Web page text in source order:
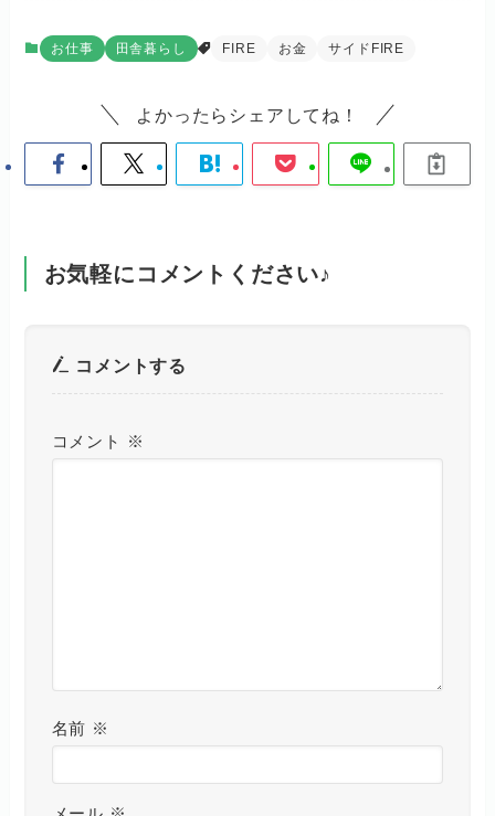
お仕事 田舎暮らし FIRE お金 サイドFIRE
よかったらシェアしてね！
お気軽にコメントください♪
コメントする
コメント ※
名前 ※